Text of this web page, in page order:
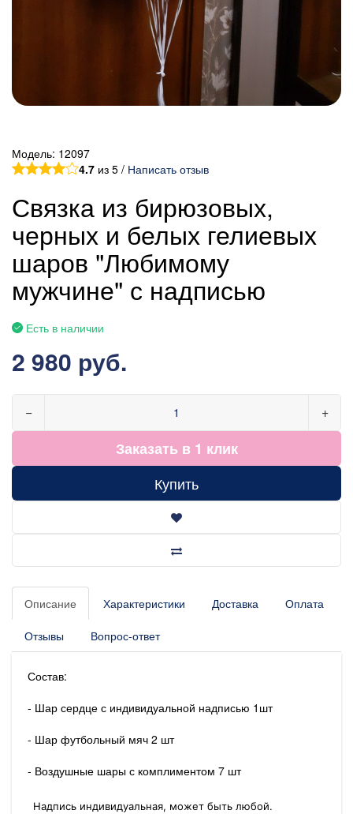
Модель: 12097
4.7 из 5 / Написать отзыв
Связка из бирюзовых,
черных и белых гелиевых
шаров "Любимому
мужчине" с надписью
Есть в наличии
2 980 руб.
− +
Заказать в 1 клик
Купить
Описание Характеристики Доставка Оплата
Отзывы Вопрос-ответ
Состав:
- Шар сердце с индивидуальной надписью 1шт
- Шар футбольный мяч 2 шт
- Воздушные шары с комплиментом 7 шт
Надпись индивидуальная, может быть любой.